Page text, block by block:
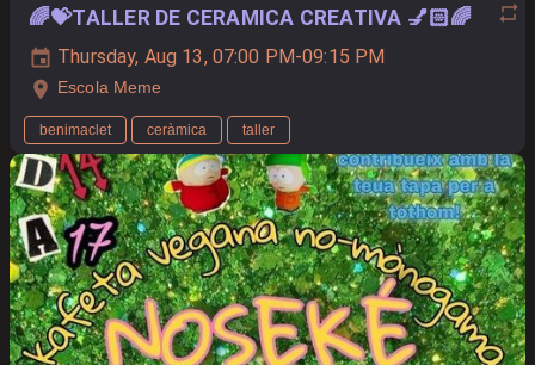
🌈💝TALLER DE CERAMICA CREATIVA 💅🏻🌈
Thursday, Aug 13, 07:00 PM-09:15 PM
Escola Meme
benimaclet ceràmica taller